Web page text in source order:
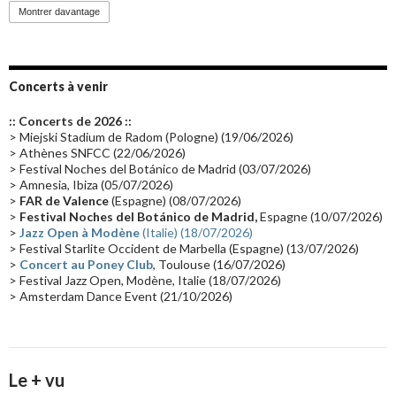
Promo 2019(23)
Groupe de Recherche Musicale
Passages radio Vidéo Jarrecast (16) Synthé 80's
Les concerts en Chine(16) Cinéma
Synthé Roland(15) Belgique(15)
(14) Astronomie (14)
Tournée 2025(14) 2024(14) Chine(13)
Montrer davantage
Concerts à venir
:: Concerts de 2026 ::
> Miejski Stadium de Radom (Pologne) (19/06/2026)
> Athènes SNFCC (22/06/2026)
> Festival Noches del Botánico de Madrid (03/07/2026)
> Amnesia, Ibiza (05/07/2026)
> FAR de Valence(Espagne) (08/07/2026)
> Festival Noches del Botánico de Madrid,Espagne (10/07/2026)
> Jazz Open à Modène(Italie) (18/07/2026)
> Festival Starlite Occident de Marbella (Espagne) (13/07/2026)
> Concert au Poney Club, Toulouse (16/07/2026)
> Festival Jazz Open, Modène, Italie (18/07/2026)
> Amsterdam Dance Event (21/10/2026)
Le + vu